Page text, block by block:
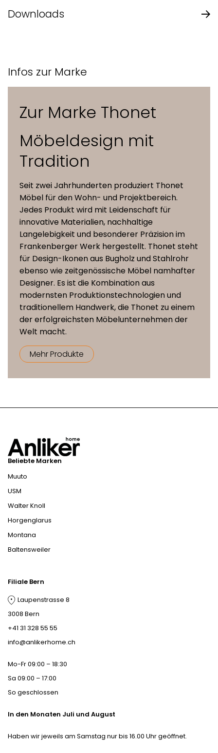
witterungsfestes
Gestell
Rundrohr 25 x 2 mm,
wählbar
Gleiter
schwarze Kunststoffgleiter
geschraubt
S 533 RF Freischwinger mit Armlehnen
Aussenbereich
Downloads
Infos zur Marke
Zur Marke Thonet
Möbeldesign mit
Tradition
Seit zwei Jahrhunderten produziert Thonet
Möbel für den Wohn- und Projektbereich.
Jedes Produkt wird mit Leidenschaft für
innovative Materialien, nachhaltige
Langelebigkeit und besonderer Präzision im
Frankenberger Werk hergestellt. Thonet steht
für Design-Ikonen aus Bugholz und Stahlrohr
ebenso wie zeitgenössische Möbel namhafter
Designer. Es ist die Kombination aus
modernsten Produktionstechnologien und
traditionellem Handwerk, die Thonet zu einem
der erfolgreichsten Möbelunternehmen der
Welt macht.
Mehr Produkte
Beliebte Marken
Muuto
USM
Walter Knoll
Horgenglarus
Montana
Baltensweiler
Filiale Bern
Laupenstrasse 8
3008 Bern
+41 31 328 55 55
info@anlikerhome.ch
Mo-Fr 09:00 – 18:30
Sa 09:00 – 17:00
So geschlossen
In den Monaten Juli und August
Haben wir jeweils am Samstag nur bis 16.00 Uhr geöffnet.